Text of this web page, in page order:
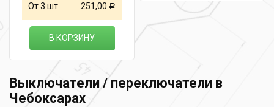
От 3 шт 251,00 Р
В КОРЗИНУ
Выключатели / переключатели в
Чебоксарах